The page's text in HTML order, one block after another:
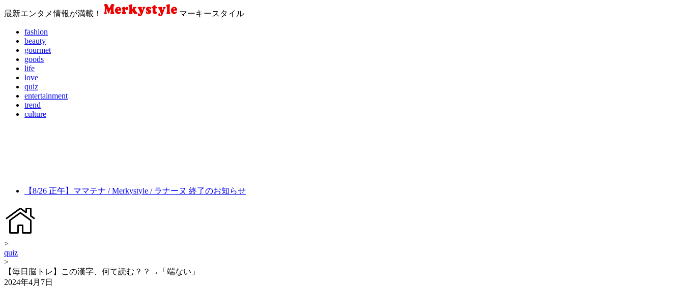
最新エンタメ情報が満載！ マーキースタイル
fashion
beauty
gourmet
goods
life
love
quiz
entertainment
trend
culture
【8/26 正午】ママテナ / Merkystyle / ラナーヌ 終了のお知らせ
>
quiz
>
【毎日脳トレ】この漢字、何て読む？？→「端ない」
2024年4月7日